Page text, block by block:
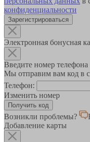
конфиденциальности
Зарегистрироваться
Электронная бонусная
Введите номер телефона
Мы отправим вам код в
Телефон:
Изменить номер
Возникли проблемы?
Добавление карты